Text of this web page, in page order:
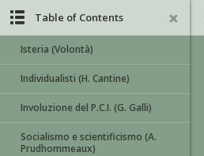
Table of Contents
Isteria (Volontà)
Individualisti (H. Cantine)
Involuzione del P.C.I. (G. Galli)
Socialismo e scientificismo (A.
Prudhommeaux)